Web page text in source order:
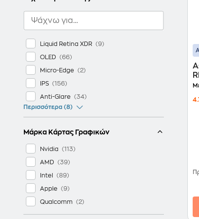
Liquid Retina XDR
OLED
Micro-Edge
IPS
Anti-Glare
Περισσότερα (8)
Μάρκα Κάρτας Γραφικών
Nvidia
AMD
Intel
Apple
Qualcomm